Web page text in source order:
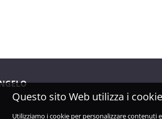
Questo sito Web utilizza i cookie
Utilizziamo i cookie per personalizzare